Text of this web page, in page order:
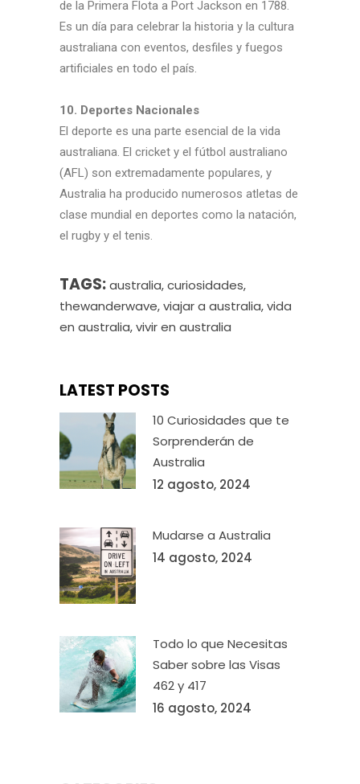
de la Primera Flota a Port Jackson en 1788.
Es un día para celebrar la historia y la cultura
australiana con eventos, desfiles y fuegos
artificiales en todo el país.
10. Deportes Nacionales
El deporte es una parte esencial de la vida
australiana. El cricket y el fútbol australiano
(AFL) son extremadamente populares, y
Australia ha producido numerosos atletas de
clase mundial en deportes como la natación,
el rugby y el tenis.
TAGS:australia,curiosidades,
thewanderwave,viajar a australia,vida
en australia,vivir en australia
LATEST POSTS
10 Curiosidades que te
Sorprenderán de
Australia
12 agosto, 2024
Mudarse a Australia
14 agosto, 2024
Todo lo que Necesitas
Saber sobre las Visas
462 y 417
16 agosto, 2024